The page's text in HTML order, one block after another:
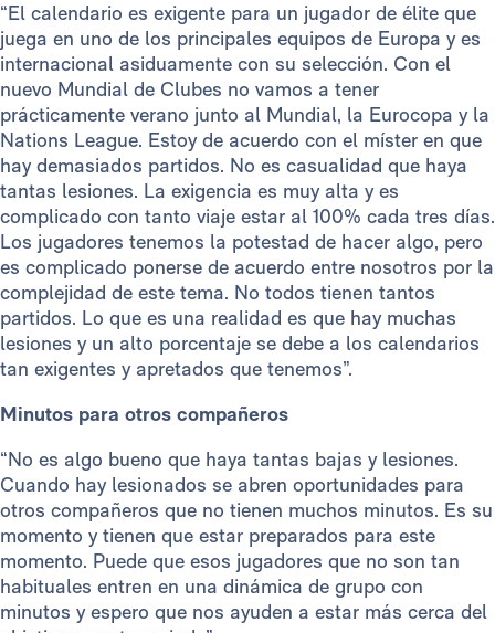
“El calendario es exigente para un jugador de élite que
juega en uno de los principales equipos de Europa y es
internacional asiduamente con su selección. Con el
nuevo Mundial de Clubes no vamos a tener
prácticamente verano junto al Mundial, la Eurocopa y la
Nations League. Estoy de acuerdo con el míster en que
hay demasiados partidos. No es casualidad que haya
tantas lesiones. La exigencia es muy alta y es
complicado con tanto viaje estar al 100% cada tres días.
Los jugadores tenemos la potestad de hacer algo, pero
es complicado ponerse de acuerdo entre nosotros por la
complejidad de este tema. No todos tienen tantos
partidos. Lo que es una realidad es que hay muchas
lesiones y un alto porcentaje se debe a los calendarios
tan exigentes y apretados que tenemos”.
Minutos para otros compañeros
“No es algo bueno que haya tantas bajas y lesiones.
Cuando hay lesionados se abren oportunidades para
otros compañeros que no tienen muchos minutos. Es su
momento y tienen que estar preparados para este
momento. Puede que esos jugadores que no son tan
habituales entren en una dinámica de grupo con
minutos y espero que nos ayuden a estar más cerca del